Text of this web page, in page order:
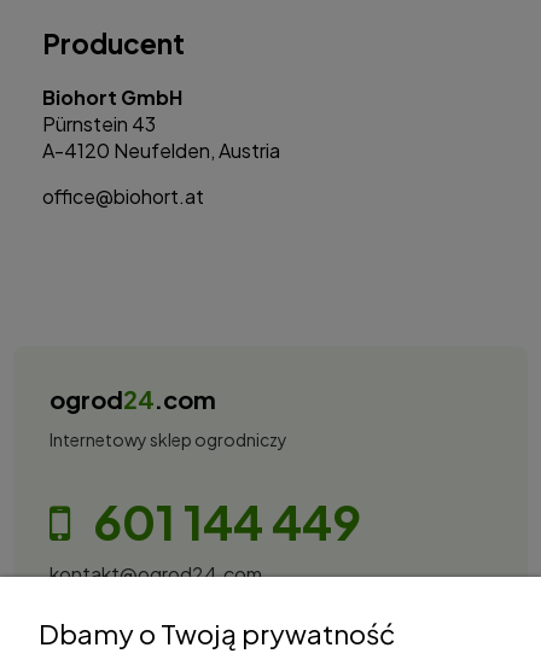
Producent
Biohort GmbH
Pürnstein 43
A-4120 Neufelden, Austria
office@biohort.at
ogrod24.com
Internetowy sklep ogrodniczy
601 144 449
kontakt@ogrod24.com
Gorzowska 27, 66-530 Trzebicz
Dbamy o Twoją prywatność